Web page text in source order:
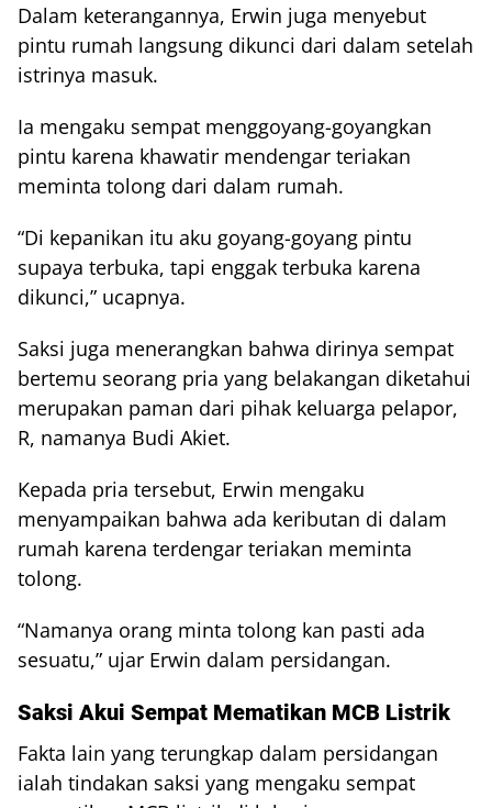
Dalam keterangannya, Erwin juga menyebut
pintu rumah langsung dikunci dari dalam setelah
istrinya masuk.
Ia mengaku sempat menggoyang-goyangkan
pintu karena khawatir mendengar teriakan
meminta tolong dari dalam rumah.
“Di kepanikan itu aku goyang-goyang pintu
supaya terbuka, tapi enggak terbuka karena
dikunci,” ucapnya.
Saksi juga menerangkan bahwa dirinya sempat
bertemu seorang pria yang belakangan diketahui
merupakan paman dari pihak keluarga pelapor,
R, namanya Budi Akiet.
Kepada pria tersebut, Erwin mengaku
menyampaikan bahwa ada keributan di dalam
rumah karena terdengar teriakan meminta
tolong.
“Namanya orang minta tolong kan pasti ada
sesuatu,” ujar Erwin dalam persidangan.
Saksi Akui Sempat Mematikan MCB Listrik
Fakta lain yang terungkap dalam persidangan
ialah tindakan saksi yang mengaku sempat